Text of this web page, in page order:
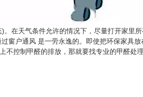
在天气条件允许的情况下，尽量打开家里
窗户通风 是一劳永逸的。即使把环保家具
不控制甲醛的排放，那就要找专业的甲醛处